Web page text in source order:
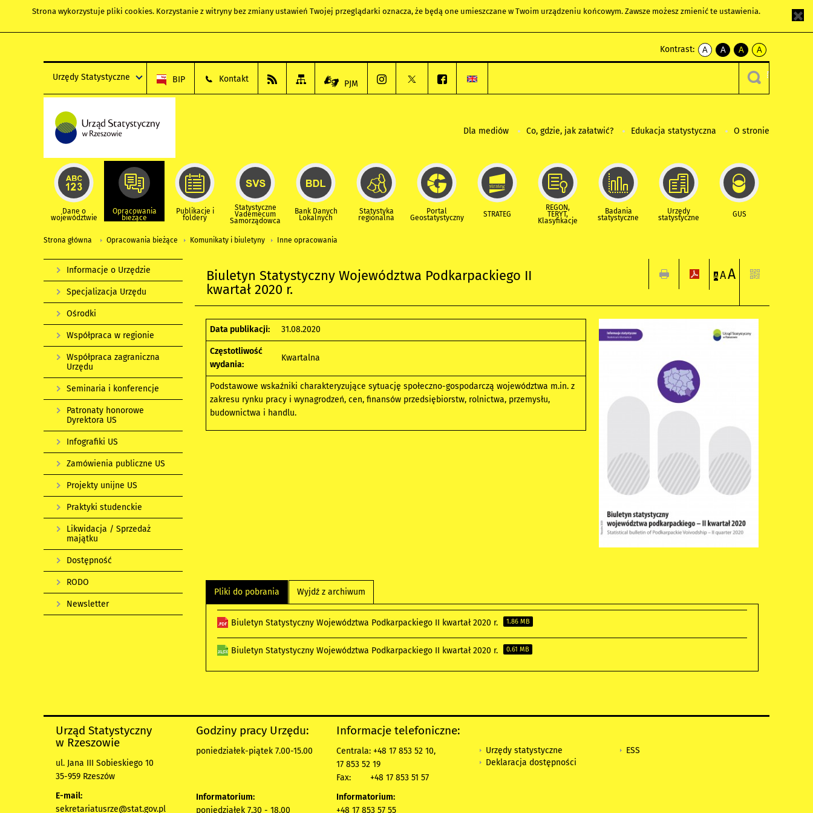
Strona wykorzystuje pliki cookies. Korzystanie z witryny bez zmiany ustawień Twojej przeglądarki oznacza, że będą one umieszczane w Twoim urządzeniu końcowym. Zawsze możesz zmienić te ustawienia.
Kontrast:
A
kontrast
A
kontrast
czarnym
A
kontrast
żółty
tekst
czarnym
A
kontrast
czarny
tekst
żółtym
Urzędy Statystyczne BIP Kontakt PJM
Dla mediów Co, gdzie, jak załatwić? Edukacja statystyczna O stronie
Dane o
województwie
Opracowania
bieżące
Publikacje i
foldery
Statystyczne
Vademecum
Samorządowca
Bank Danych
Lokalnych
Statystyka
regionalna
Portal
Geostatystyczny STRATEG
REGON,
TERYT,
Klasyfikacje
Badania
statystyczne
Urzędy
statystyczne GUS
Strona główna Opracowania bieżące Komunikaty i biuletyny Inne opracowania
Biuletyn Statystyczny Województwa Podkarpackiego II
kwartał 2020 r.
A AA
Data publikacji: 31.08.2020
Częstotliwość
wydania:
Kwartalna
Podstawowe wskaźniki charakteryzujące sytuację społeczno-gospodarczą województwa m.in. z
zakresu rynku pracy i wynagrodzeń, cen, finansów przedsiębiorstw, rolnictwa, przemysłu,
budownictwa i handlu.
Pliki do pobrania Wyjdź z archiwum
Biuletyn Statystyczny Województwa Podkarpackiego II kwartał 2020 r. 1.86 MB
Biuletyn Statystyczny Województwa Podkarpackiego II kwartał 2020 r. 0.61 MB
Informacje o Urzędzie
Specjalizacja Urzędu
Ośrodki
Współpraca w regionie
Współpraca zagraniczna
Urzędu
Seminaria i konferencje
Patronaty honorowe
Dyrektora US
Infografiki US
Zamówienia publiczne US
Projekty unijne US
Praktyki studenckie
Likwidacja / Sprzedaż
majątku
Dostępność
RODO
Newsletter
Urząd Statystyczny
w Rzeszowie
ul. Jana III Sobieskiego 10
35-959 Rzeszów
E-mail:
sekretariatusrze@stat.gov.pl
Godziny pracy Urzędu:
poniedziałek-piątek 7.00-15.00
Informatorium:
poniedziałek 7.30 - 18.00
Informacje telefoniczne:
Centrala: +48 17 853 52 10,
17 853 52 19
Fax:
+48 17 853 51 57
Informatorium:
+48 17 853 57 55
Urzędy statystyczne
Deklaracja dostępności
ESS